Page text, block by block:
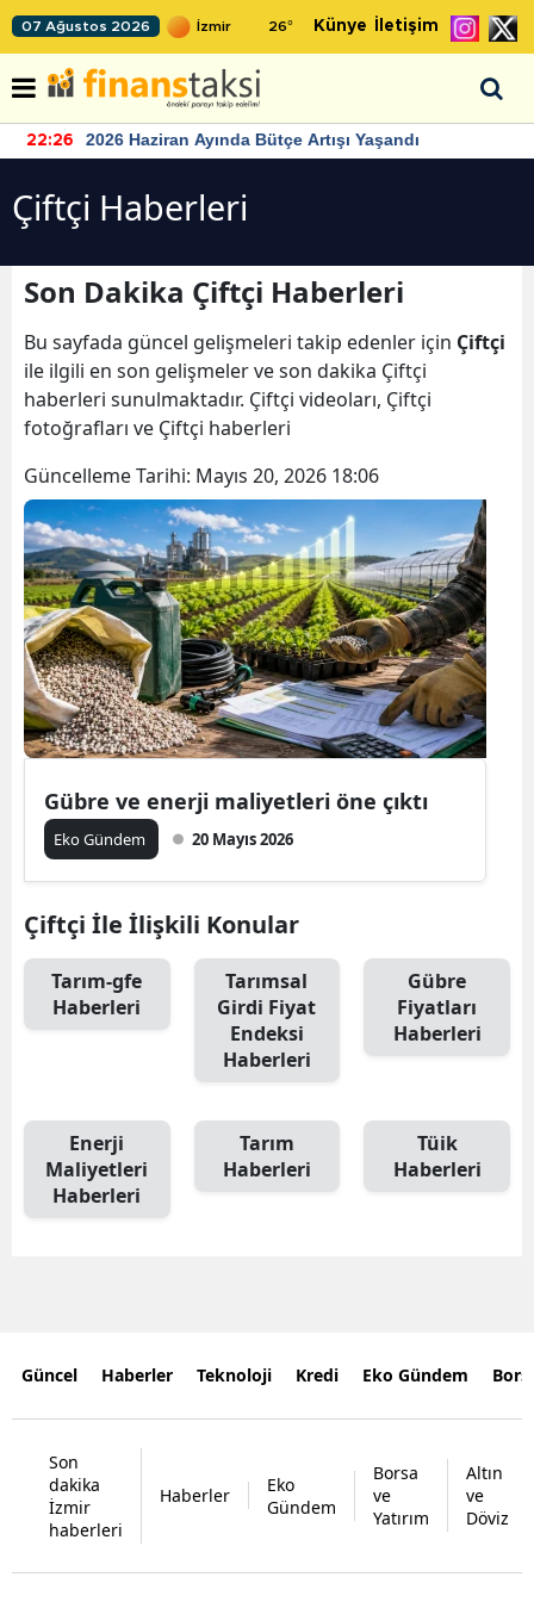
07 Ağustos 2026 26° Künye İletişim
22:26 2026 Haziran Ayında Bütçe Artışı Yaşandı
Çiftçi Haberleri
Son Dakika Çiftçi Haberleri
Bu sayfada güncel gelişmeleri takip edenler için Çiftçi
ile ilgili en son gelişmeler ve son dakika Çiftçi
haberleri sunulmaktadır. Çiftçi videoları, Çiftçi
fotoğrafları ve Çiftçi haberleri
Güncelleme Tarihi: Mayıs 20, 2026 18:06
Gübre ve enerji maliyetleri öne çıktı
Eko Gündem 20 Mayıs 2026
Çiftçi İle İlişkili Konular
Tarım-gfe
Haberleri
Tarımsal
Girdi Fiyat
Endeksi
Haberleri
Gübre
Fiyatları
Haberleri
Enerji
Maliyetleri
Haberleri
Tarım
Haberleri
Tüik
Haberleri
Güncel Haberler Teknoloji Kredi Eko Gündem
Son
dakika
İzmir
haberleri
Haberler
Eko
Gündem
Borsa
ve
Yatırım
Altın
ve
Döviz